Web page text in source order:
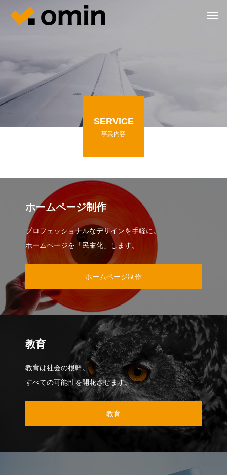
SERVICE
事業内容
ホームページ制作
プロフェッショナルなデザインを手軽に。
ホームページを「民主化」します。
ホームページ制作
教育
教育は社会の根幹。
すべての可能性を開花させます。
教育